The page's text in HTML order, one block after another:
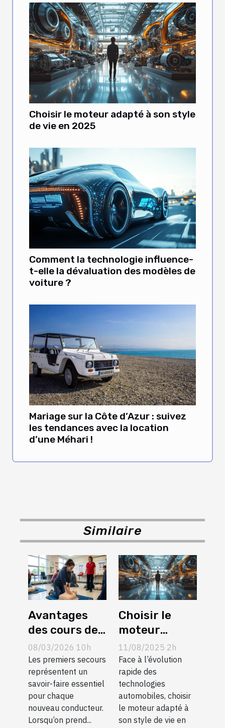
Choisir le moteur adapté à son style
de vie en 2025
Comment la technologie influence-
t-elle la dévaluation des modèles de
voiture ?
Mariage sur la Côte d’Azur : suivez
les tendances avec la location
d’une Méhari !
Similaire
Avantages
des cours de
premiers
secours pour
nouveaux
conducteurs
08/03/2026 10h
Les premiers secours
représentent un
savoir-faire essentiel
pour chaque
nouveau conducteur.
Lorsqu’on prend...
Choisir le
moteur
adapté à son
style de vie
en 2025
11/08/2025 2h
Face à l’évolution
rapide des
technologies
automobiles, choisir
le moteur adapté à
son style de vie en